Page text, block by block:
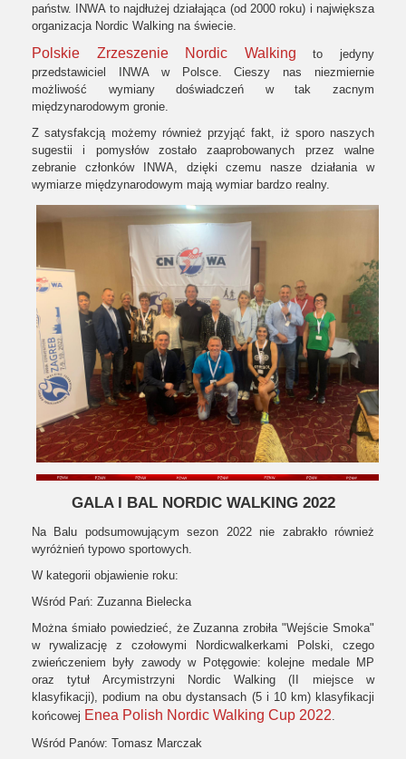
państw. INWA to najdłużej działająca (od 2000 roku) i największa
organizacja Nordic Walking na świecie.
Polskie Zrzeszenie Nordic Walking to jedyny
przedstawiciel INWA w Polsce. Cieszy nas niezmiernie
możliwość wymiany doświadczeń w tak zacnym
międzynarodowym gronie.
Z satysfakcją możemy również przyjąć fakt, iż sporo naszych
sugestii i pomysłów zostało zaaprobowanych przez walne
zebranie członków INWA, dzięki czemu nasze działania w
wymiarze międzynarodowym mają wymiar bardzo realny.
GALA I BAL NORDIC WALKING 2022
Na Balu podsumowującym sezon 2022 nie zabrakło również
wyróżnień typowo sportowych.
W kategorii objawienie roku:
Wśród Pań: Zuzanna Bielecka
Można śmiało powiedzieć, że Zuzanna zrobiła "Wejście Smoka"
w rywalizację z czołowymi Nordicwalkerkami Polski, czego
zwieńczeniem były zawody w Potęgowie: kolejne medale MP
oraz tytuł Arcymistrzyni Nordic Walking (II miejsce w
klasyfikacji), podium na obu dystansach (5 i 10 km) klasyfikacji
końcowej Enea Polish Nordic Walking Cup 2022.
Wśród Panów: Tomasz Marczak